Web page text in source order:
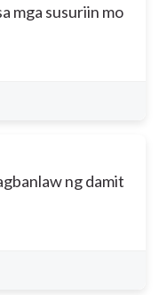
mga susuriin mo
ng damit